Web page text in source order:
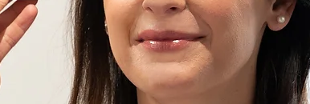
Unsere Hautzellen erneuern sich